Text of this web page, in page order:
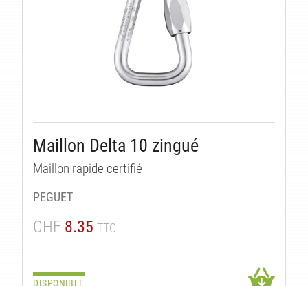
Maillon Delta 10 zingué
Maillon rapide certifié
PEGUET
CHF 8.35 TTC
DISPONIBLE